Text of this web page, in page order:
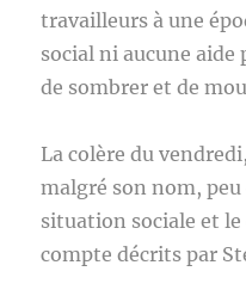
travailleurs à une
social ni aucune aide
de sombrer et de
La colère du
malgré son nom,
situation sociale et le
compte décrits par